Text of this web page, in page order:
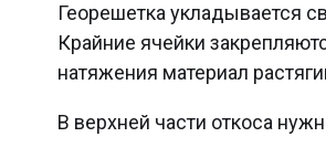
Георешетка укладывается
Крайние ячейки
натяжения материал
В верхней части откоса